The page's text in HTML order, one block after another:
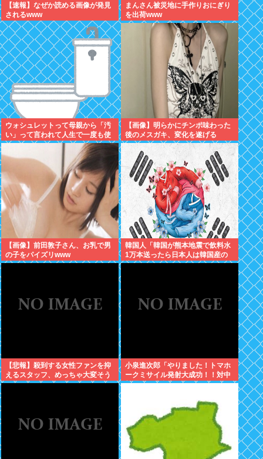
【速報】なぜか読める画像が発見
されるwww
まんさん被災地に手作りおにぎり
を出荷www
ウォシュレットって母親から「汚
い」って言われて人生で一度も使
ってなかった...
【画像】明らかにチンポ味わった
後のメスガキ、変化を遂げる
【画像】前田敦子さん、お乳で男
の子をパイズリwww
韓国人「韓国が熊本地震で飲料水
1万本送ったら日本人は韓国産の
水は〇〇だと言いました」
【悲報】殺到する女性ファンを抑
えるスタッフ、めっちゃ大変そう
www
小泉進次郎「やりました！トマホ
ークミサイル発射大成功！！対中
朝露への防衛力を強化してます